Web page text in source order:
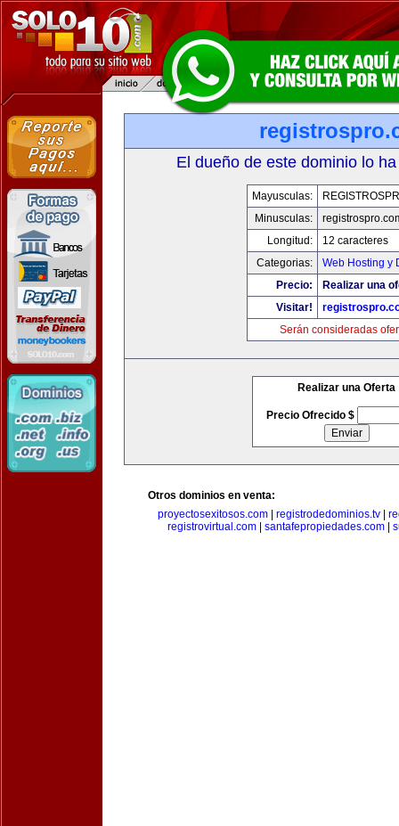
El dueño de este dominio lo
Mayusculas:
Minusculas:
Longitud:
12 caracteres
Categorias:
Web Hosting y
Precio:
Realizar una
Visitar!
Serán consideradas
Realizar una Oferta
Precio Ofrecido $
Otros dominios en venta:
proyectosexitosos.com
registrodedominios.tv
registrovirtual.com
santafepropiedades.com